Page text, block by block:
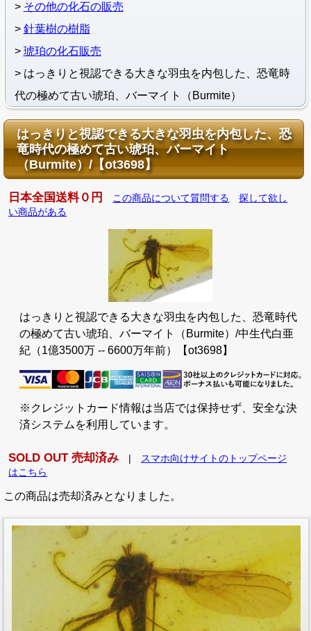
その他の化石の販売
針葉樹の樹脂
琥珀の化石販売
はっきりと視認できる大きな羽虫を内包した、恐竜時
代の極めて古い琥珀、バーマイト（Burmite）
はっきりと視認できる大きな羽虫を内包した、恐
竜時代の極めて古い琥珀、バーマイト
（Burmite）/【ot3698】
日本全国送料０円 この商品について質問する
探して欲し
い商品がある
はっきりと視認できる大きな羽虫を内包した、恐竜時代
の極めて古い琥珀、バーマイト（Burmite）/中生代白亜
紀（1億3500万 -- 6600万年前）【ot3698】
※クレジットカード情報は当店では保持せず、安全な決
済システムを利用しています。
SOLD OUT 売却済み
スマホ向けサイトのトップページ
はこちら
この商品は売却済みとなりました。